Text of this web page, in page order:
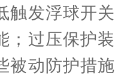
触发浮球开
；过压保护
被动防护措